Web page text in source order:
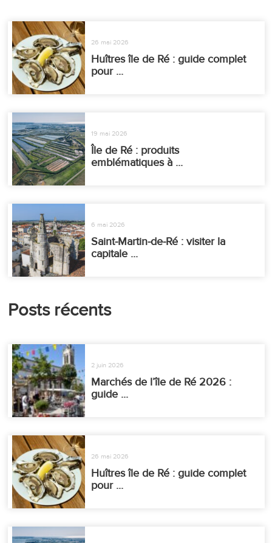
26 mai 2026
Huîtres île de Ré : guide complet
pour ...
19 mai 2026
Île de Ré : produits
emblématiques à ...
6 mai 2026
Saint-Martin-de-Ré : visiter la
capitale ...
Posts récents
2 juin 2026
Marchés de l’île de Ré 2026 :
guide ...
26 mai 2026
Huîtres île de Ré : guide complet
pour ...